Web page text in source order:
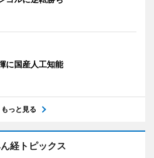
に国産人工知能
もっと見る
経トピックス